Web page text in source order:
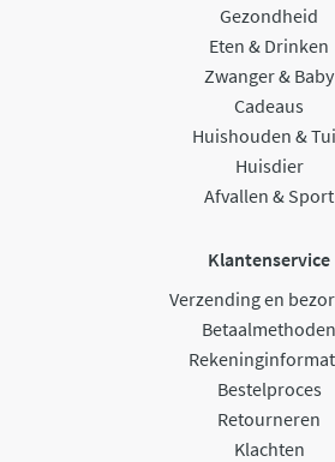
Gezondheid
Eten & Drinken
Zwanger & Baby
Cadeaus
Huishouden &
Huisdier
Afvallen & Sport
Klantenservice
Verzending en
Betaalmethoden
Bestelproces
Retourneren
Klachten